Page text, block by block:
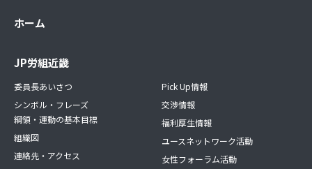
ホーム
JP労組近畿
委員長あいさつ
シンボル・フレーズ
綱領・運動の基本目標
組織図
連絡先・アクセス
Pick Up情報
交渉情報
福利厚生情報
ユースネットワーク活動
女性フォーラム活動